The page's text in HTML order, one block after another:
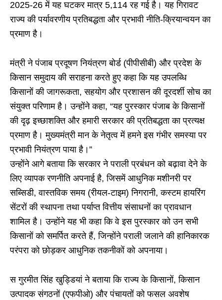
2025-26 में यह घटकर मात्र 5,114 रह गई है। यह गिरावट
राज्य की पर्यावरणीय प्रतिबद्धता और प्रभावी नीति-क्रियान्वयन का
प्रमाण है।
मंत्री ने पंजाब प्रदूषण नियंत्रण बोर्ड (पीपीसीबी) और प्रदेश के
किसान समुदाय की सराहना करते हुए कहा कि यह उपलब्धि
किसानों की जागरूकता, सहयोग और प्रशासन की दूरदर्शी सोच का
संयुक्त परिणाम है। उन्होंने कहा, “यह पुरस्कार पंजाब के किसानों
की दृढ़ इच्छाशक्ति और हमारी सरकार की प्रतिबद्धता का प्रत्यक्ष
प्रमाण है। मुख्यमंत्री मान के नेतृत्व में हमने इस गंभीर समस्या पर
प्रभावी नियंत्रण पाया है।”
उन्होंने आगे बताया कि सरकार ने पराली प्रबंधन को बढ़ावा देने के
लिए व्यापक रणनीति अपनाई है, जिसमें आधुनिक मशीनरी पर
सब्सिडी, वास्तविक समय (रीयल-टाइम) निगरानी, कस्टम हायरिंग
सेंटरों की स्थापना तथा पर्याप्त वित्तीय संसाधनों का प्रावधान
शामिल है। उन्होंने यह भी कहा कि वे इस पुरस्कार को उन सभी
किसानों को समर्पित करते हैं, जिन्होंने पराली जलाने की हानिकारक
परंपरा को छोड़कर आधुनिक तकनीकों को अपनाया।
स गुरमीत सिंह खुड्डियां ने बताया कि राज्य के किसानों, किसान
उत्पादक संगठनों (एफपीओ) और पंचायतों को फसल अवशेष